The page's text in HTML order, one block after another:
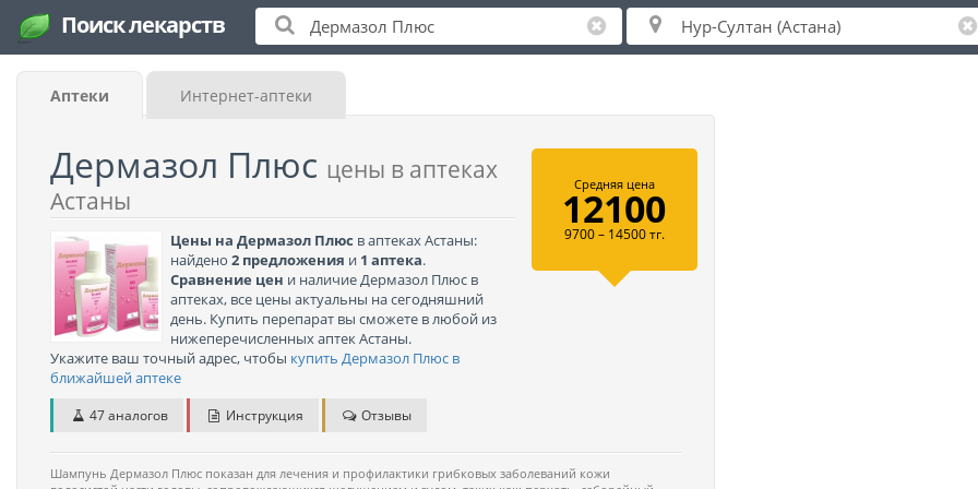
Поиск лекарств
Аптеки Интернет-аптеки
Дермазол Плюс цены в аптеках
Астаны
Цены на Дермазол Плюс в аптеках Астаны:
найдено 2 предложения и 1 аптека.
Сравнение цен и наличие Дермазол Плюс в
аптеках, все цены актуальны на сегодняшний
день. Купить перепарат вы сможете в любой из
нижеперечисленных аптек Астаны.
Укажите ваш точный адрес, чтобы купить Дермазол Плюс в
ближайшей аптеке
47 аналогов Инструкция Отзывы
Средняя цена
12100
9700 – 14500 тг.
Шампунь Дермазол Плюс показан для лечения и профилактики грибковых заболеваний кожи